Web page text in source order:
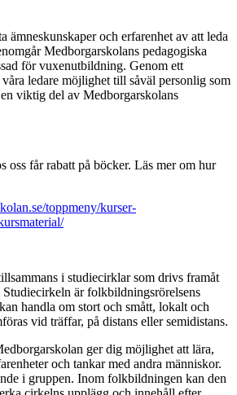
ämneskunskaper och erfarenhet av att leda
Medborgarskolans pedagogiska
för vuxenutbildning. Genom ett
ledare möjlighet till såväl personlig som
viktig del av Medborgarskolans
oss får rabatt på böcker. Läs mer om hur
toppmeny/kurser-
i studiecirklar som drivs framåt
Studiecirkeln är folkbildningsrörelsens
handla om stort och smått, lokalt och
vid träffar, på distans eller semidistans.
ger dig möjlighet att lära,
och tankar med andra människor.
i gruppen. Inom folkbildningen kan den